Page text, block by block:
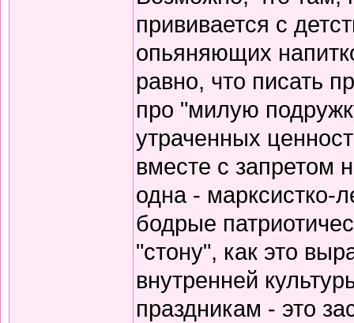
прививается с
опьяняющих
равно, что писать
про "милую
утраченных
вместе с запретом
одна - марксистко-
бодрые
"стону", как это
внутренней
праздникам - это